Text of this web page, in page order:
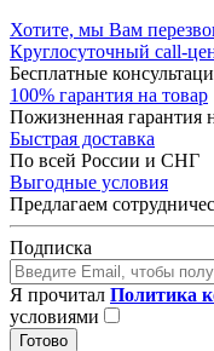
Хотите, мы Вам
Круглосуточный call-
Бесплатные
100% гарантия на товар
Пожизненная гарантия
Быстрая доставка
По всей России и СНГ
Выгодные условия
Предлагаем
Подписка
Я прочитал Политика
условиями
Готово